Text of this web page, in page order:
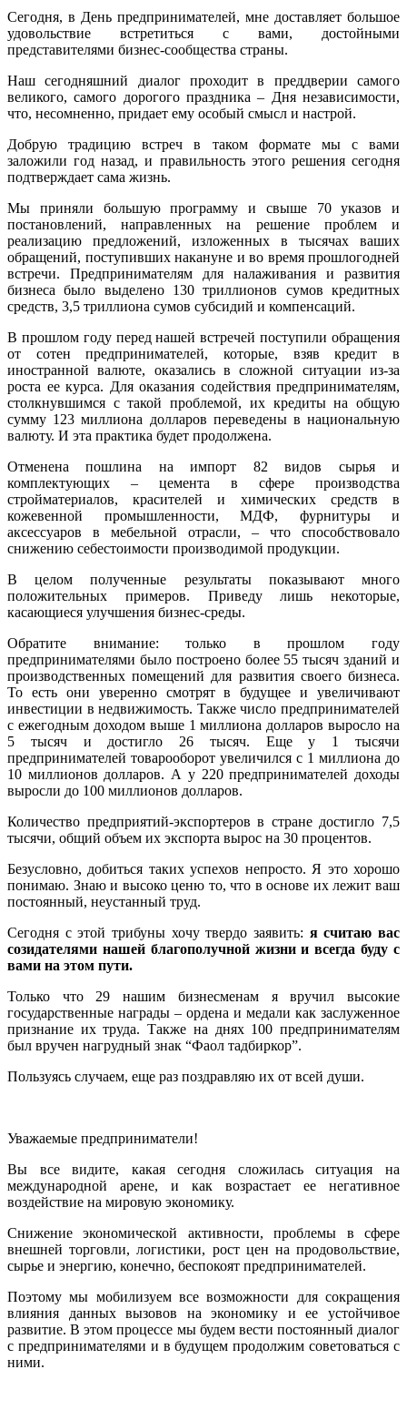
Сегодня, в День предпринимателей, мне доставляет большое
удовольствие встретиться с вами, достойными
представителями бизнес-сообщества страны.
Наш сегодняшний диалог проходит в преддверии самого
великого, самого дорогого праздника – Дня независимости,
что, несомненно, придает ему особый смысл и настрой.
Добрую традицию встреч в таком формате мы с вами
заложили год назад, и правильность этого решения сегодня
подтверждает сама жизнь.
Мы приняли большую программу и свыше 70 указов и
постановлений, направленных на решение проблем и
реализацию предложений, изложенных в тысячах ваших
обращений, поступивших накануне и во время прошлогодней
встречи. Предпринимателям для налаживания и развития
бизнеса было выделено 130 триллионов сумов кредитных
средств, 3,5 триллиона сумов субсидий и компенсаций.
В прошлом году перед нашей встречей поступили обращения
от сотен предпринимателей, которые, взяв кредит в
иностранной валюте, оказались в сложной ситуации из-за
роста ее курса. Для оказания содействия предпринимателям,
столкнувшимся с такой проблемой, их кредиты на общую
сумму 123 миллиона долларов переведены в национальную
валюту. И эта практика будет продолжена.
Отменена пошлина на импорт 82 видов сырья и
комплектующих – цемента в сфере производства
стройматериалов, красителей и химических средств в
кожевенной промышленности, МДФ, фурнитуры и
аксессуаров в мебельной отрасли, – что способствовало
снижению себестоимости производимой продукции.
В целом полученные результаты показывают много
положительных примеров. Приведу лишь некоторые,
касающиеся улучшения бизнес-среды.
Обратите внимание: только в прошлом году
предпринимателями было построено более 55 тысяч зданий и
производственных помещений для развития своего бизнеса.
То есть они уверенно смотрят в будущее и увеличивают
инвестиции в недвижимость. Также число предпринимателей
с ежегодным доходом выше 1 миллиона долларов выросло на
5 тысяч и достигло 26 тысяч. Еще у 1 тысячи
предпринимателей товарооборот увеличился с 1 миллиона до
10 миллионов долларов. А у 220 предпринимателей доходы
выросли до 100 миллионов долларов.
Количество предприятий-экспортеров в стране достигло 7,5
тысячи, общий объем их экспорта вырос на 30 процентов.
Безусловно, добиться таких успехов непросто. Я это хорошо
понимаю. Знаю и высоко ценю то, что в основе их лежит ваш
постоянный, неустанный труд.
Сегодня с этой трибуны хочу твердо заявить: я считаю вас
созидателями нашей благополучной жизни и всегда буду с
вами на этом пути.
Только что 29 нашим бизнесменам я вручил высокие
государственные награды – ордена и медали как заслуженное
признание их труда. Также на днях 100 предпринимателям
был вручен нагрудный знак “Фаол тадбиркор”.
Пользуясь случаем, еще раз поздравляю их от всей души.
Уважаемые предприниматели!
Вы все видите, какая сегодня сложилась ситуация на
международной арене, и как возрастает ее негативное
воздействие на мировую экономику.
Снижение экономической активности, проблемы в сфере
внешней торговли, логистики, рост цен на продовольствие,
сырье и энергию, конечно, беспокоят предпринимателей.
Поэтому мы мобилизуем все возможности для сокращения
влияния данных вызовов на экономику и ее устойчивое
развитие. В этом процессе мы будем вести постоянный диалог
с предпринимателями и в будущем продолжим советоваться с
ними.